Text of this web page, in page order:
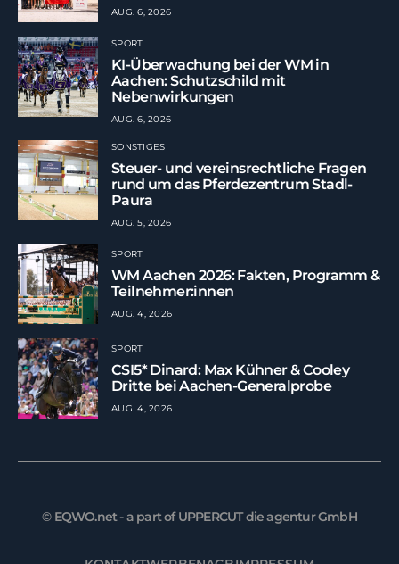
AUG. 6, 2026
SPORT
KI-Überwachung bei der WM in
Aachen: Schutzschild mit
Nebenwirkungen
AUG. 6, 2026
SONSTIGES
Steuer- und vereinsrechtliche Fragen
rund um das Pferdezentrum Stadl-
Paura
AUG. 5, 2026
SPORT
WM Aachen 2026: Fakten, Programm &
Teilnehmer:innen
AUG. 4, 2026
SPORT
CSI5* Dinard: Max Kühner & Cooley
Dritte bei Aachen-Generalprobe
AUG. 4, 2026
© EQWO.net - a part of UPPERCUT die agentur GmbH